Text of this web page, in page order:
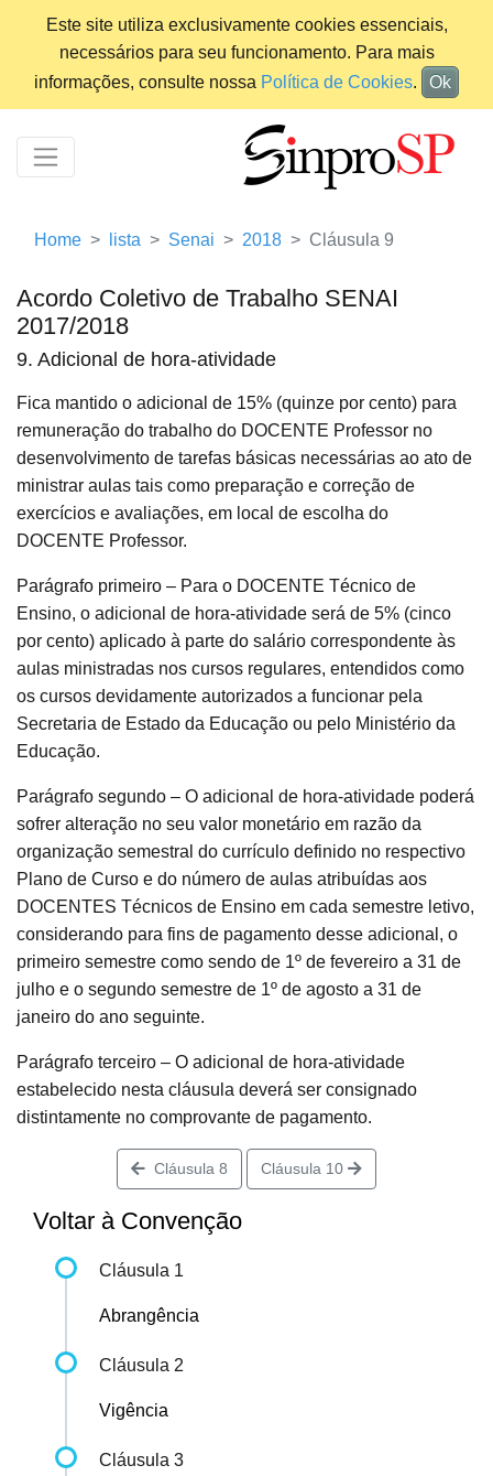
Este site utiliza exclusivamente cookies essenciais,
necessários para seu funcionamento. Para mais
informações, consulte nossa Política de Cookies. Ok
Home lista Senai 2018 Cláusula 9
Acordo Coletivo de Trabalho SENAI
2017/2018
9. Adicional de hora-atividade
Fica mantido o adicional de 15% (quinze por cento) para
remuneração do trabalho do DOCENTE Professor no
desenvolvimento de tarefas básicas necessárias ao ato de
ministrar aulas tais como preparação e correção de
exercícios e avaliações, em local de escolha do
DOCENTE Professor.
Parágrafo primeiro – Para o DOCENTE Técnico de
Ensino, o adicional de hora-atividade será de 5% (cinco
por cento) aplicado à parte do salário correspondente às
aulas ministradas nos cursos regulares, entendidos como
os cursos devidamente autorizados a funcionar pela
Secretaria de Estado da Educação ou pelo Ministério da
Educação.
Parágrafo segundo – O adicional de hora-atividade poderá
sofrer alteração no seu valor monetário em razão da
organização semestral do currículo definido no respectivo
Plano de Curso e do número de aulas atribuídas aos
DOCENTES Técnicos de Ensino em cada semestre letivo,
considerando para fins de pagamento desse adicional, o
primeiro semestre como sendo de 1º de fevereiro a 31 de
julho e o segundo semestre de 1º de agosto a 31 de
janeiro do ano seguinte.
Parágrafo terceiro – O adicional de hora-atividade
estabelecido nesta cláusula deverá ser consignado
distintamente no comprovante de pagamento.
Cláusula 8 Cláusula 10
Voltar à Convenção
Cláusula 1
Abrangência
Cláusula 2
Vigência
Cláusula 3